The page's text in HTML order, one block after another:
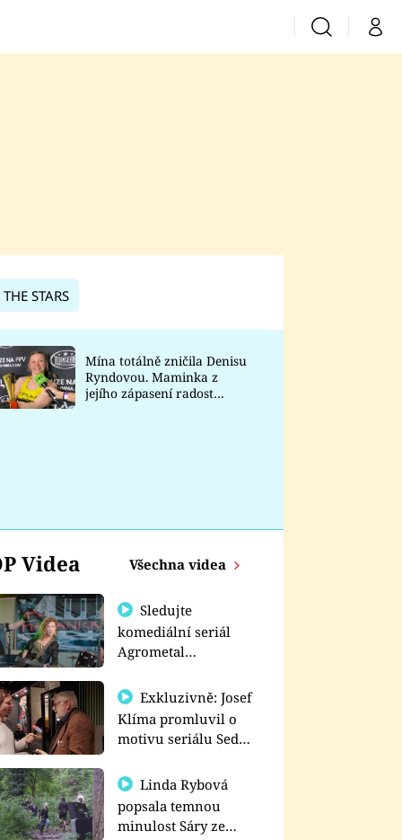
VyhledáváníMůj
Prima Lajk
Sledujte nás
STARS
Mína totálně zničila Denisu
Ryndovou. Maminka z
jejího zápasení radost
Videa Všechna videa
Sledujte
komediální seriál
Agrometal
prima+
Exkluzivně: Josef
Klíma promluvil o
motivu seriálu Sedm
Linda Rybová
popsala temnou
minulost Sáry ze